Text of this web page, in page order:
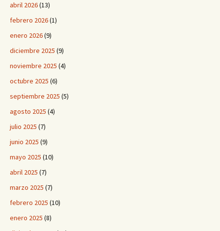
abril 2026(13)
febrero 2026(1)
enero 2026(9)
diciembre 2025 (9)
noviembre 2025 (4)
octubre 2025 (6)
septiembre 2025 (5)
agosto 2025 (4)
julio 2025 (7)
junio 2025 (9)
mayo 2025 (10)
abril 2025 (7)
marzo 2025 (7)
febrero 2025 (10)
enero 2025 (8)